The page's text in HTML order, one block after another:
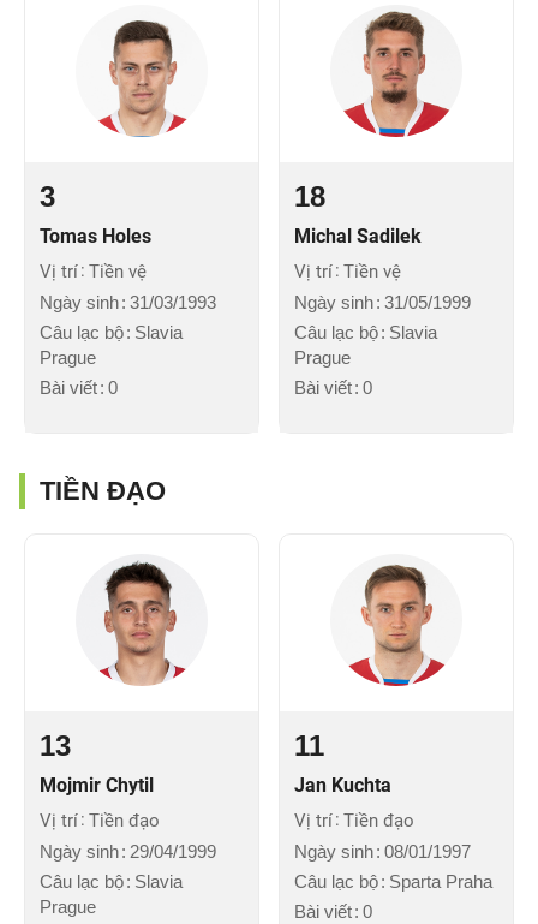
3
Tomas Holes
Vị trí Tiền vệ
Ngày sinh 31/03/1993
Câu lạc bộ Slavia
Prague
Bài viết 0
18
Michal Sadilek
Vị trí Tiền vệ
Ngày sinh 31/05/1999
Câu lạc bộ Slavia
Prague
Bài viết 0
TIỀN ĐẠO
13
Mojmir Chytil
Vị trí Tiền đạo
Ngày sinh 29/04/1999
Câu lạc bộ Slavia
Prague
11
Jan Kuchta
Vị trí Tiền đạo
Ngày sinh 08/01/1997
Câu lạc bộ Sparta Praha
Bài viết 0